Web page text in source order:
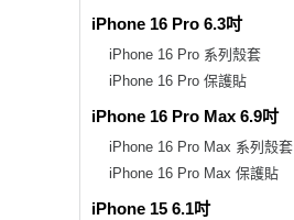
iPhone 16 Pro 6.3吋
iPhone 16 Pro 系列殼套
iPhone 16 Pro 保護貼
iPhone 16 Pro Max 6.9吋
iPhone 16 Pro Max 系列殼套
iPhone 16 Pro Max 保護貼
iPhone 15 6.1吋